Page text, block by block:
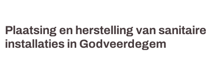
Plaatsing en herstelling van sanitaire
installaties in Godveerdegem